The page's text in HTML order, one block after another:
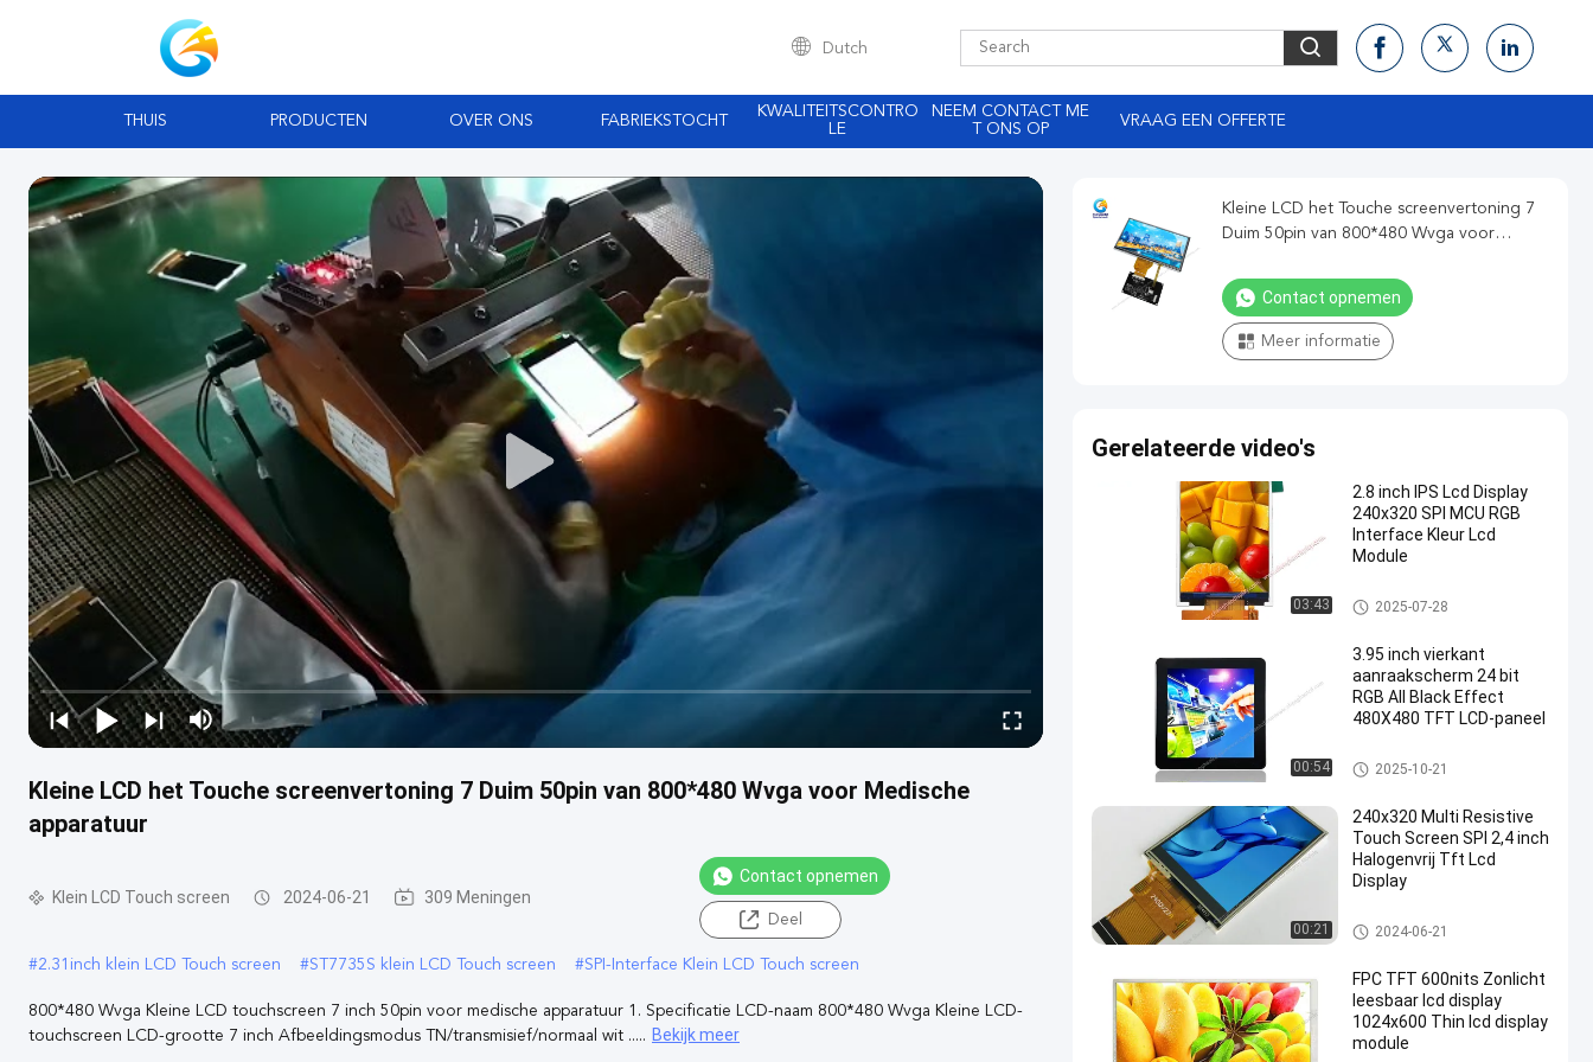
Dutch
THUIS PRODUCTEN OVER ONS FABRIEKSTOCHT
KWALITEITSCONTRO
LE
NEEM CONTACT ME
T ONS OP
VRAAG EEN OFFERTE
Kleine LCD het Touche screenvertoning 7 Duim 50pin van 800*480 Wvga voor Medische
apparatuur
Klein LCD Touch screen 2024-06-21 309 Meningen
Contact opnemen
Deel
#2.31inch klein LCD Touch screen #ST7735S klein LCD Touch screen #SPI-Interface Klein LCD Touch screen
800*480 Wvga Kleine LCD touchscreen 7 inch 50pin voor medische apparatuur 1. Specificatie LCD-naam 800*480 Wvga Kleine LCD-
touchscreen LCD-grootte 7 inch Afbeeldingsmodus TN/transmisief/normaal wit ..... Bekijk meer
Kleine LCD het Touche screenvertoning 7
Duim 50pin van 800*480 Wvga voor
Contact opnemen
Meer informatie
Gerelateerde video's
03:43
2.8 inch IPS Lcd Display
240x320 SPI MCU RGB
Interface Kleur Lcd
Module
IPS Lcd Vertoning
2025-07-28
00:54
3.95 inch vierkant
aanraakscherm 24 bit
RGB All Black Effect
480X480 TFT LCD-paneel
Klein LCD Touch screen
2025-10-21
00:21
240x320 Multi Resistive
Touch Screen SPI 2,4 inch
Halogenvrij Tft Lcd
Display
Weerstand biedende LCD Vert
oning
2024-06-21
FPC TFT 600nits Zonlicht
leesbaar lcd display
1024x600 Thin lcd display
module